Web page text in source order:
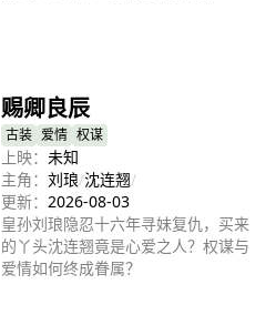
赐卿良辰
古装 爱情 权谋
上映： 未知
主角： 刘琅/沈连翘/
更新： 2026-08-03
皇孙刘琅隐忍十六年寻妹复仇，买来
的丫头沈连翘竟是心爱之人？权谋与
爱情如何终成眷属？